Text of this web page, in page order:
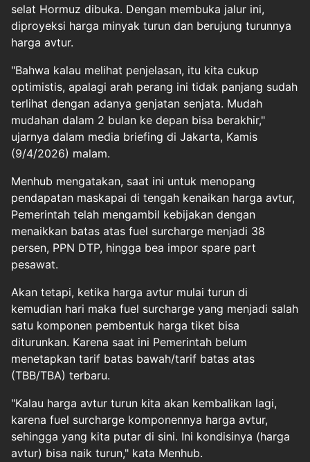
selat Hormuz dibuka. Dengan membuka jalur ini,
diproyeksi harga minyak turun dan berujung turunnya
harga avtur.
"Bahwa kalau melihat penjelasan, itu kita cukup
optimistis, apalagi arah perang ini tidak panjang sudah
terlihat dengan adanya genjatan senjata. Mudah
mudahan dalam 2 bulan ke depan bisa berakhir,"
ujarnya dalam media briefing di Jakarta, Kamis
(9/4/2026) malam.
Menhub mengatakan, saat ini untuk menopang
pendapatan maskapai di tengah kenaikan harga avtur,
Pemerintah telah mengambil kebijakan dengan
menaikkan batas atas fuel surcharge menjadi 38
persen, PPN DTP, hingga bea impor spare part
pesawat.
Akan tetapi, ketika harga avtur mulai turun di
kemudian hari maka fuel surcharge yang menjadi salah
satu komponen pembentuk harga tiket bisa
diturunkan. Karena saat ini Pemerintah belum
menetapkan tarif batas bawah/tarif batas atas
(TBB/TBA) terbaru.
"Kalau harga avtur turun kita akan kembalikan lagi,
karena fuel surcharge komponennya harga avtur,
sehingga yang kita putar di sini. Ini kondisinya (harga
avtur) bisa naik turun," kata Menhub.